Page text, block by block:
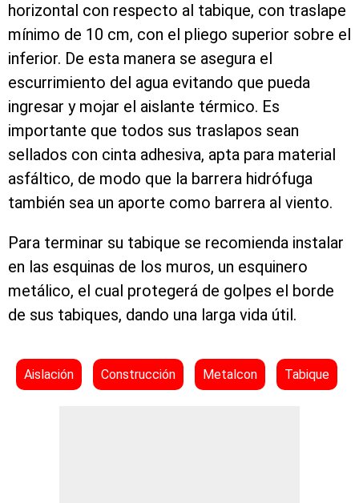
horizontal con respecto al tabique, con traslape
mínimo de 10 cm, con el pliego superior sobre el
inferior. De esta manera se asegura el
escurrimiento del agua evitando que pueda
ingresar y mojar el aislante térmico. Es
importante que todos sus traslapos sean
sellados con cinta adhesiva, apta para material
asfáltico, de modo que la barrera hidrófuga
también sea un aporte como barrera al viento.
Para terminar su tabique se recomienda instalar
en las esquinas de los muros, un esquinero
metálico, el cual protegerá de golpes el borde
de sus tabiques, dando una larga vida útil.
Aislación Construcción Metalcon Tabique